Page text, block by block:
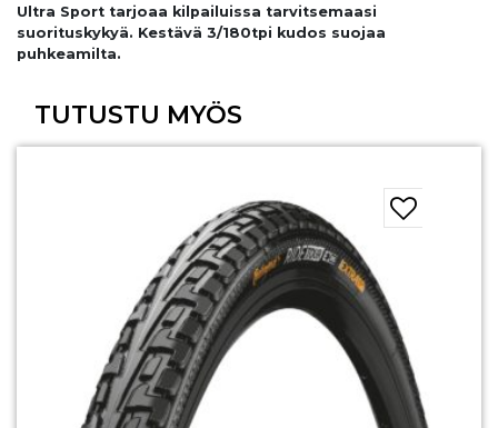
Ultra Sport tarjoaa kilpailuissa tarvitsemaasi
suorituskykyä. Kestävä 3/180tpi kudos suojaa
puhkeamilta.
TUTUSTU MYÖS